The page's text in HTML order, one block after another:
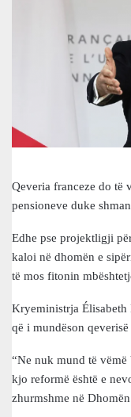
Qeveria franceze do të
pensioneve duke
Edhe pse projektligji
kaloi në dhomën e
të mos fitonin
Kryeministrja Élisabeth
që i mundëson
“Ne nuk mund të vëmë
kjo reformë është e
zhurmshme në